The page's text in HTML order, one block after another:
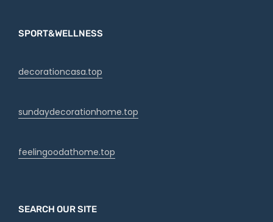
SPORT&WELLNESS
decorationcasa.top
sundaydecorationhome.top
feelingoodathome.top
SEARCH OUR SITE